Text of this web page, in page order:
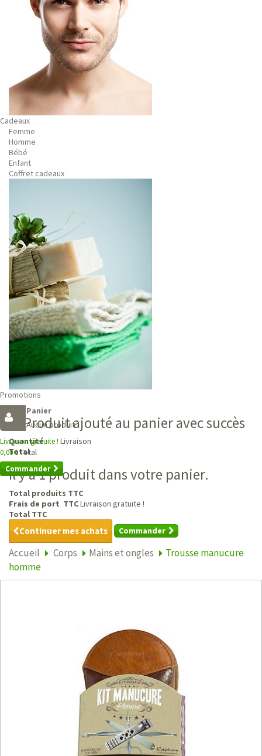
Cadeaux
Femme
Homme
Bébé
Enfant
Coffret cadeaux
Promotions
Panier
Aucun produit
Livraison gratuite ! Livraison
0,00 €Total
Commander
Produit ajouté au panier avec succès
Quantité
Total
Il y a 1 produit dans votre panier.
Total produits TTC
Frais de port TTCLivraison gratuite !
Total TTC
Continuer mes achats Commander
Accueil Corps Mains et ongles
Trousse manucure
homme